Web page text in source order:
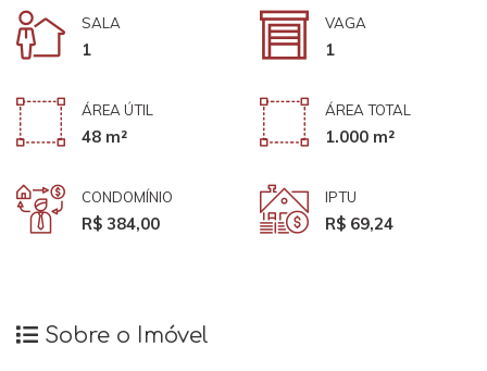
SALA
1
VAGA
1
ÁREA ÚTIL
48 m²
ÁREA TOTAL
1.000 m²
CONDOMÍNIO
R$ 384,00
IPTU
R$ 69,24
Sobre o Imóvel